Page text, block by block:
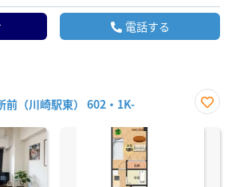
電話する
前（川崎駅東） 602・1K-
に入